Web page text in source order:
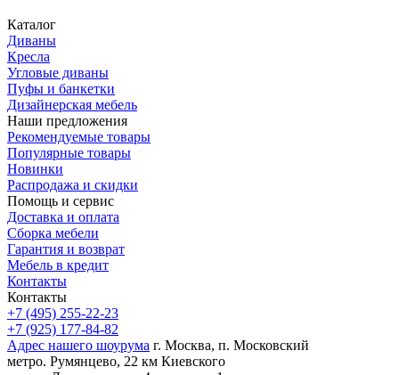
Каталог
Диваны
Кресла
Угловые диваны
Пуфы и банкетки
Дизайнерская мебель
Наши предложения
Рекомендуемые товары
Популярные товары
Новинки
Распродажа и скидки
Помощь и сервис
Доставка и оплата
Сборка мебели
Гарантия и возврат
Мебель в кредит
Контакты
Контакты
+7 (495) 255-22-23
+7 (925) 177-84-82
Адрес нашего шоурума г. Москва, п. Московский
метро. Румянцево, 22 км Киевского